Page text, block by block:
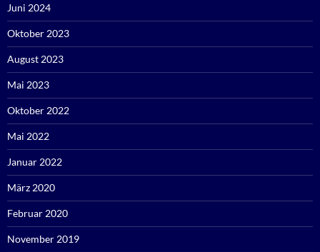
Juni 2024
Oktober 2023
August 2023
Mai 2023
Oktober 2022
Mai 2022
Januar 2022
März 2020
Februar 2020
November 2019